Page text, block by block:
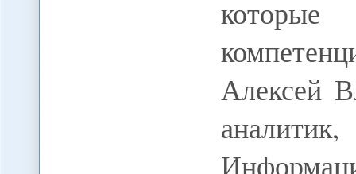
Алексей